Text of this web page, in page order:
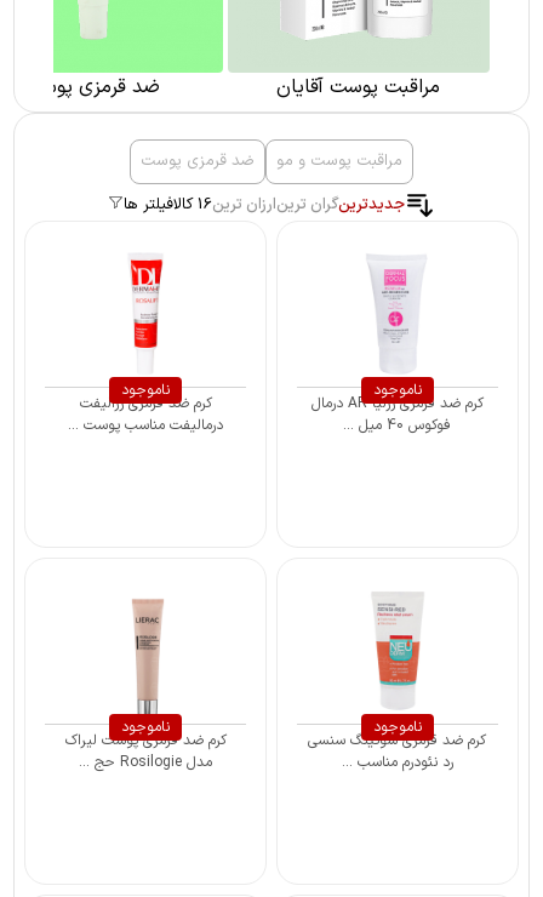
ضد قرمزی پوست پماد سوختگی
مراقبت پوست و مو
ضد قرمزی پوست
جدیدترینگران ترینارزان ترین16 کالا فیلتر ها
ناموجود
کرم ضد قرمزی رزلیا AR درمال
فوکوس 40 میل ...
ناموجود
کرم ضد قرمزی رزالیفت
درمالیفت مناسب پوست ...
ناموجود
کرم ضد قرمزی سوتینگ سنسی
رد نئودرم مناسب ...
ناموجود
کرم ضد قرمزی پوست لیراک
مدل Rosilogie حج ...